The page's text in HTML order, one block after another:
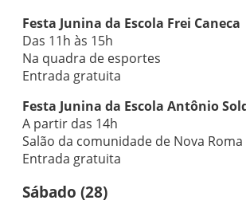
Festa Junina da Escola Frei Caneca
Das 11h às 15h
Na quadra de esportes
Entrada gratuita
Festa Junina da Escola Antônio
A partir das 14h
Salão da comunidade de Nova Roma
Entrada gratuita
Sábado (28)